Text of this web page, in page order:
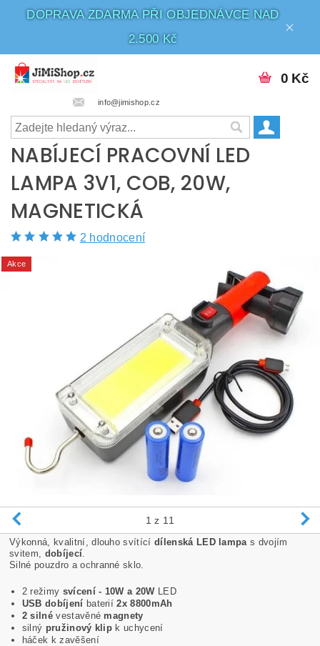
DOPRAVA ZDARMA PŘI OBJEDNÁVCE NAD
2.500 Kč
info@jimishop.cz
0 Kč
NABÍJECÍ PRACOVNÍ LED
LAMPA 3V1, COB, 20W,
MAGNETICKÁ
2 hodnocení
Akce
1 z 11
Výkonná, kvalitní, dlouho svítící dílenská LED lampa s dvojím
svitem, dobíjecí
Silné pouzdro a ochranné sklo.
2 režimy svícení - 10W a 20WLED
USB dobíjení baterií2x 8800mAh
2 silnévestavěné magnety
silný pružinový klip k uchycení
háček k zavěšení